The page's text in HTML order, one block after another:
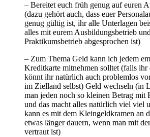
– Bereitet euch früh genug auf euren
(dazu gehört auch, dass euer
genug gültig ist, ihr alle Unterlagen
alles mit eurem Ausbildungsbetrieb
Praktikumsbetrieb abgesprochen ist)
– Zum Thema Geld kann ich jedem
Kreditkarte mitnehmen solltet (falls ihr
könnt ihr natürlich auch problemlos
im Zielland selbst) Geld wechseln (in
man jeden noch so kleinen Betrag mit
und das macht alles natürlich viel viel
kann es mit dem Kleingeldkramen an
etwas länger dauern, wenn man mit
vertraut ist)